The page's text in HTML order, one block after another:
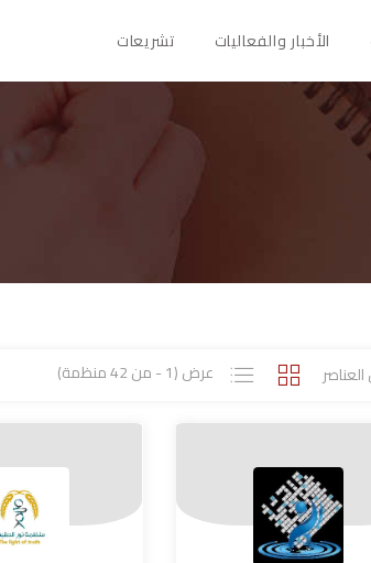
الأخبار والفعاليات تشريعات
عرض (1 - من 42 منظمة)